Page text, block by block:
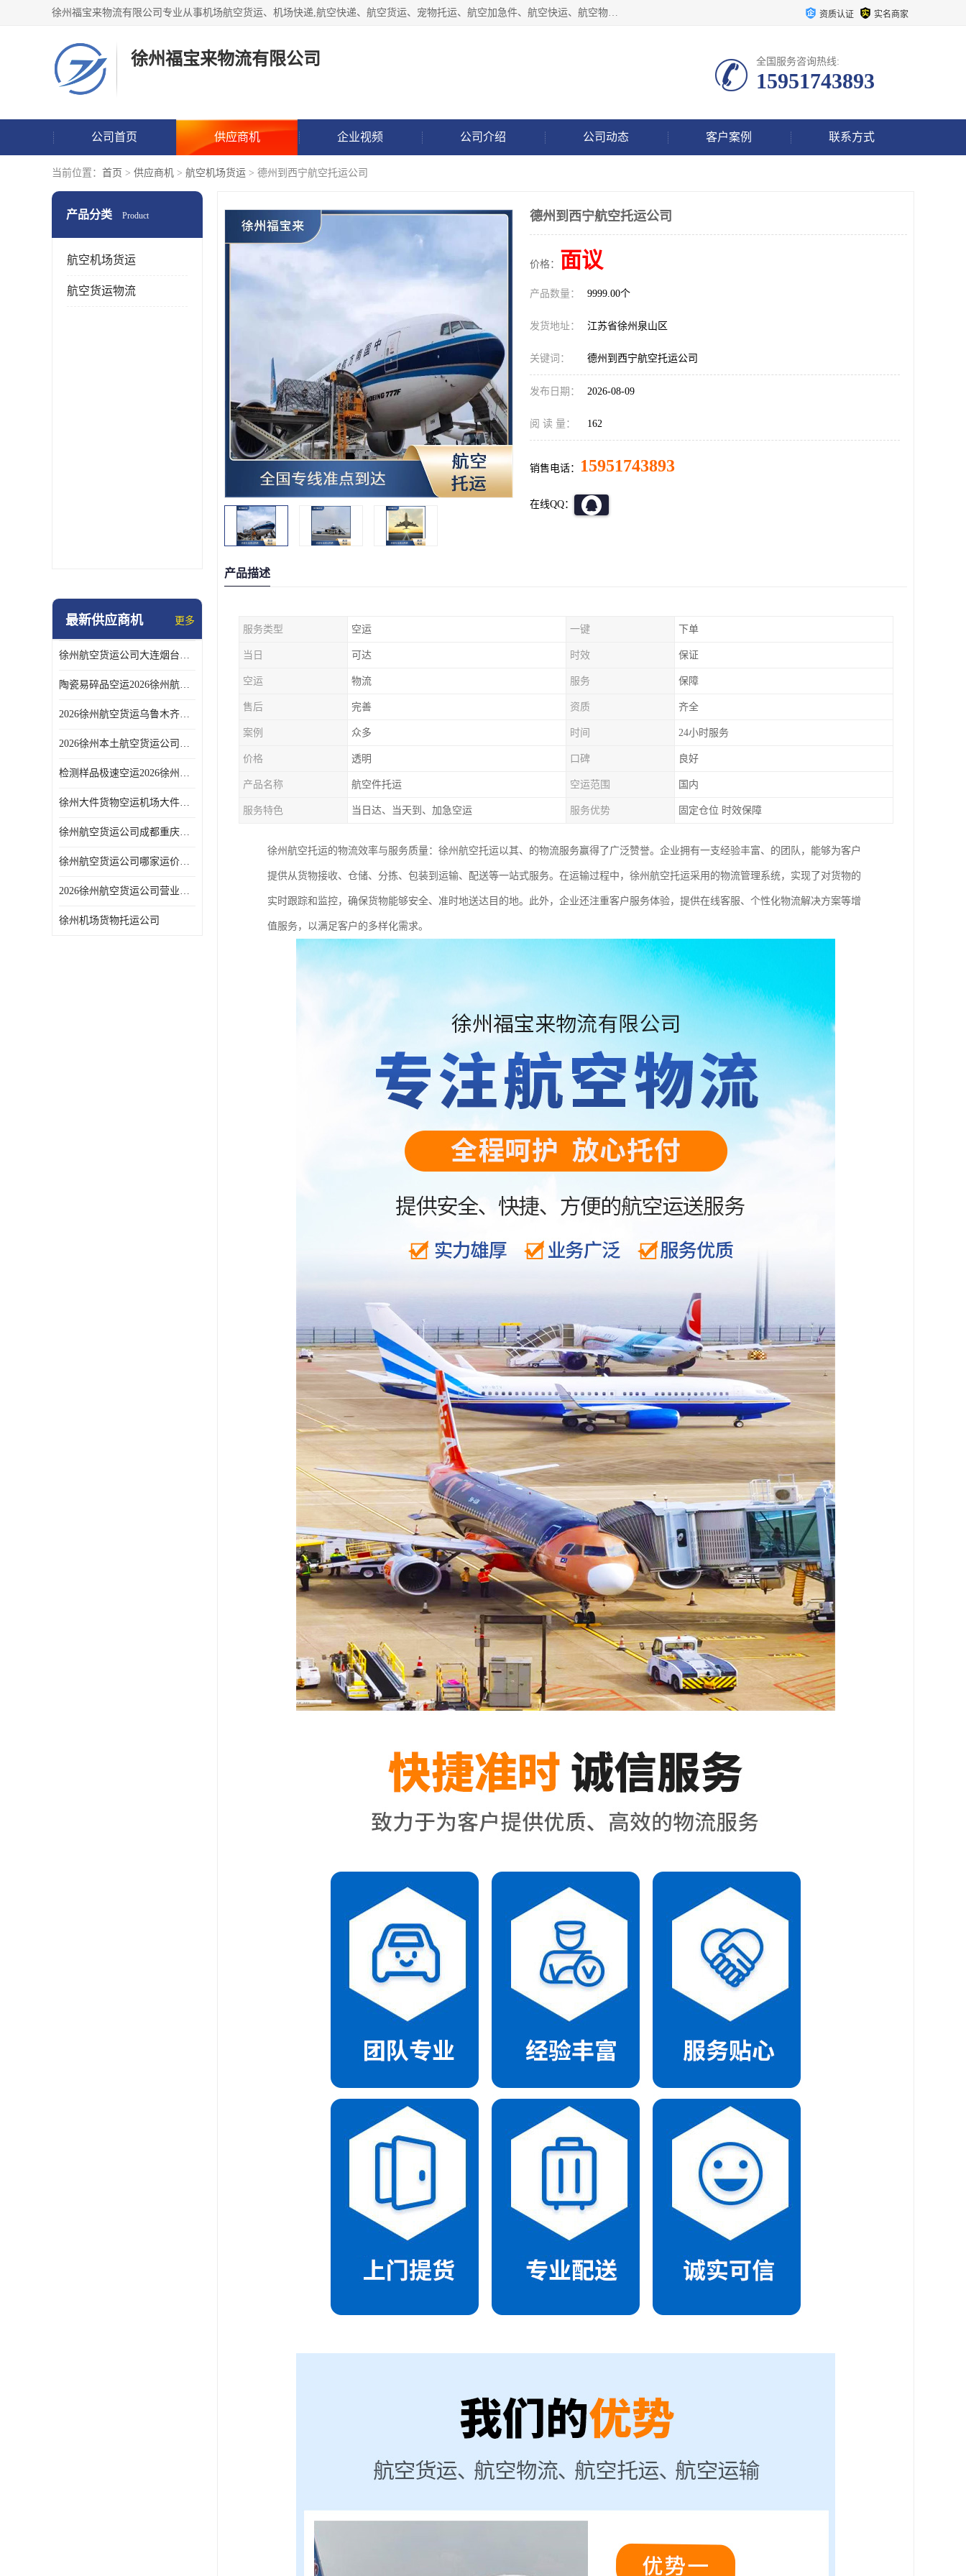
徐州福宝来物流有限公司专业从事机场航空货运、机场快递,航空快递、航空货运、宠物托运、航空加急件、航空快运、航空物流、航空托运、空运当日达等业务。 资质认证 实名商家
徐州福宝来物流有限公司 全国服务咨询热线:
15951743893
公司首页 供应商机 企业视频 公司介绍 公司动态 客户案例 联系方式
当前位置： 首页 > 供应商机 > 航空机场货运 > 德州到西宁航空托运公司
产品分类 Product
航空机场货运
航空货运物流
最新供应商机 更多
徐州航空货运公司大连烟台专线2026北方设备空运方案
陶瓷易碎品空运2026徐州航空货运加固包装货运服务
2026徐州航空货运乌鲁木齐专线西北大件稳定舱位空运
2026徐州本土航空货运公司不含中介直对接机场货运站
检测样品极速空运2026徐州航空货运实验室快件运输
徐州大件货物空运机场大件航空托运公司
徐州航空货运公司成都重庆专线2026西南急件次日达方案
徐州航空货运公司哪家运价低？2026多家服务商报价对比
2026徐州航空货运公司营业时间观音机场货运站办理时间
徐州机场货物托运公司
德州到西宁航空托运公司
价格： 面议
产品数量： 9999.00个
发货地址： 江苏省徐州泉山区
关键词： 德州到西宁航空托运公司
发布日期： 2026-08-09
阅 读 量： 162
销售电话： 15951743893
在线QQ：
产品描述
服务类型 空运 一键 下单
当日 可达 时效 保证
空运 物流 服务 保障
售后 完善 资质 齐全
案例 众多 时间 24小时服务
价格 透明 口碑 良好
产品名称 航空件托运 空运范围 国内
服务特色 当日达、当天到、加急空运 服务优势 固定仓位 时效保障
徐州航空托运的物流效率与服务质量：徐州航空托运以其、的物流服务赢得了广泛赞誉。企业拥有一支经验丰富、的团队，能够为客户
提供从货物接收、仓储、分拣、包装到运输、配送等一站式服务。在运输过程中，徐州航空托运采用的物流管理系统，实现了对货物的
实时跟踪和监控，确保货物能够安全、准时地送达目的地。此外，企业还注重客户服务体验，提供在线客服、个性化物流解决方案等增
值服务，以满足客户的多样化需求。